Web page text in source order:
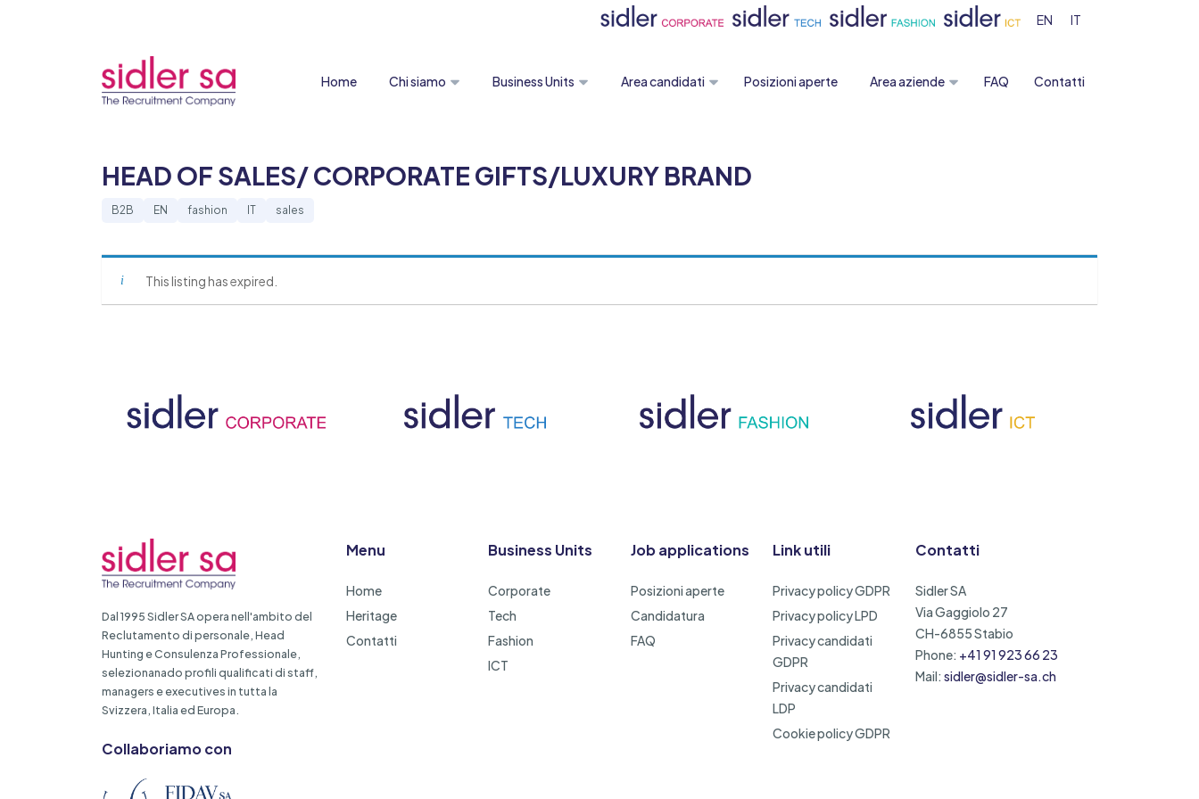
EN IT
Home Chi siamo Business Units Area candidati Posizioni aperte Area aziende FAQ Contatti
HEAD OF SALES/ CORPORATE GIFTS/LUXURY BRAND
B2B EN fashion IT sales
This listing has expired.
Dal 1995 Sidler SA opera nell'ambito del
Reclutamento di personale, Head
Hunting e Consulenza Professionale,
selezionanado profili qualificati di staff,
managers e executives in tutta la
Svizzera, Italia ed Europa.
Collaboriamo con
Menu
Home
Heritage
Contatti
Business Units
Corporate
Tech
Fashion
ICT
Job applications
Posizioni aperte
Candidatura
FAQ
Link utili
Privacy policy GDPR
Privacy policy LPD
Privacy candidati
GDPR
Privacy candidati
LDP
Cookie policy GDPR
Contatti
Sidler SA
Via Gaggiolo 27
CH-6855 Stabio
Phone: +41 91 923 66 23
Mail: sidler@sidler-sa.ch